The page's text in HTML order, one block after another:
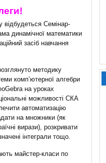
відбудеться Семінар-
динамічної математики
засіб навчання
методику
комп’ютерної алгебри
на уроках
можливості СКА
автоматизацію
на множники (як
вирази), розкривати
інтеграли тощо.
майстер-класи по